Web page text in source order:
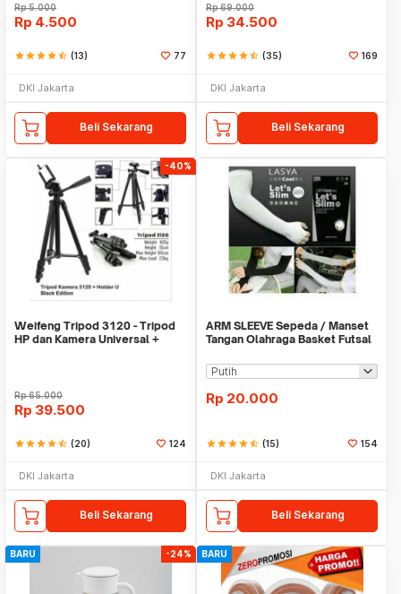
Rp5.000
Rp 4.500
starstarstarstarstar_half (13) 77
DKI Jakarta
Beli Sekarang
Rp69.000
Rp 34.500
starstarstarstarstar_half (35) 169
DKI Jakarta
Beli Sekarang
-40%
Weifeng Tripod 3120 - Tripod
HP dan Kamera Universal +
Rp65.000
Rp 39.500
starstarstarstarstar_half (20) 124
DKI Jakarta
Beli Sekarang
ARM SLEEVE Sepeda / Manset
Tangan Olahraga Basket Futsal
Rp 20.000
starstarstarstarstar_half (15) 154
DKI Jakarta
Beli Sekarang
BARU -24% BARU